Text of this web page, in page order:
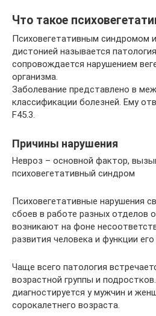
Что такое
Психовегетативным синдромом
дистонией называется
сопровождается нарушением
организма.
Заболевание представлено в
классификации болезней. Ему
F45.3.
Причины нарушения
Невроз – основной фактор,
психовегетативный синдром
Психовегетативные нарушения
сбоев в работе разных отделов
возникают на фоне
развития человека и функции
Чаще всего патология
возрастной группы и
диагностируется у мужчин и
сорокалетнего возраста.